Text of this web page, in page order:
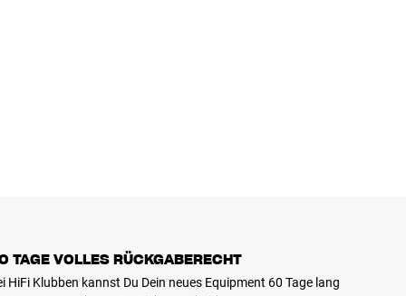
TAGE VOLLES RÜCKGABERECHT
HiFi Klubben kannst Du Dein neues Equipment 60 Tage lang